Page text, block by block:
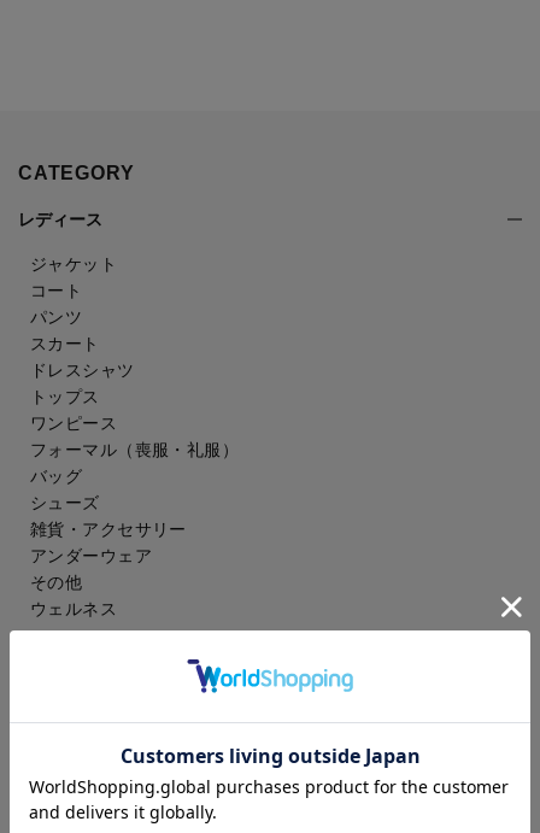
CATEGORY
レディース
ジャケット
コート
パンツ
スカート
ドレスシャツ
トップス
ワンピース
フォーマル（喪服・礼服）
バッグ
シューズ
雑貨・アクセサリー
アンダーウェア
その他
ウェルネス
スラックス
アイシャツ